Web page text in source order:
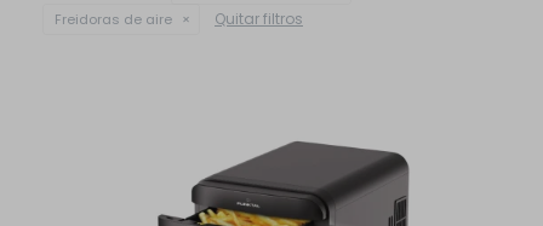
Freidoras de aire
Quitar filtros